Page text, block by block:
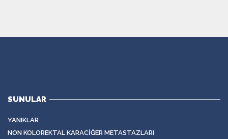
SUNULAR
YANIKLAR
NON KOLOREKTAL KARACIĞER METASTAZLARI